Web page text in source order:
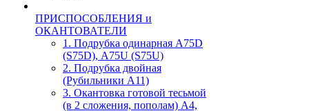
ПРИСПОСОБЛЕНИЯ и
ОКАНТОВАТЕЛИ
1. Подрубка одинарная А75D
(S75D), А75U (S75U)
2. Подрубка двойная
(Рубильники А11)
3. Окантовка готовой тесьмой
(в 2 сложения, пополам) А4,